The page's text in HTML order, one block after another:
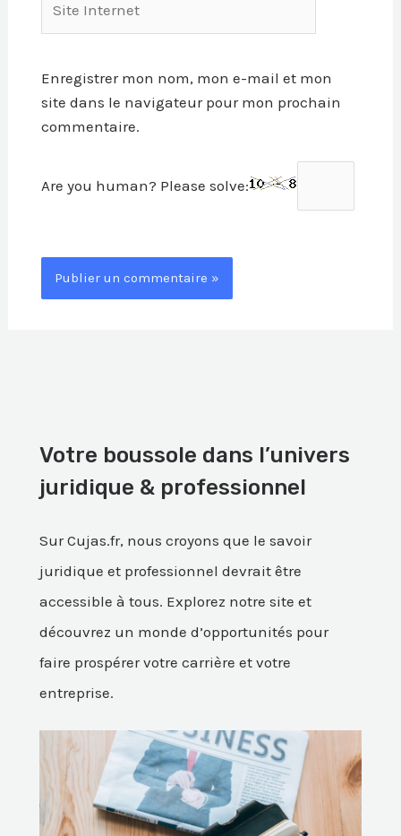
Internet
Enregistrer mon nom, mon e-mail et mon
site dans le navigateur pour mon prochain
commentaire.
Are you human? Please solve:
Votre boussole dans l’univers
juridique & professionnel
Sur Cujas.fr, nous croyons que le savoir
juridique et professionnel devrait être
accessible à tous. Explorez notre site et
découvrez un monde d’opportunités pour
faire prospérer votre carrière et votre
entreprise.